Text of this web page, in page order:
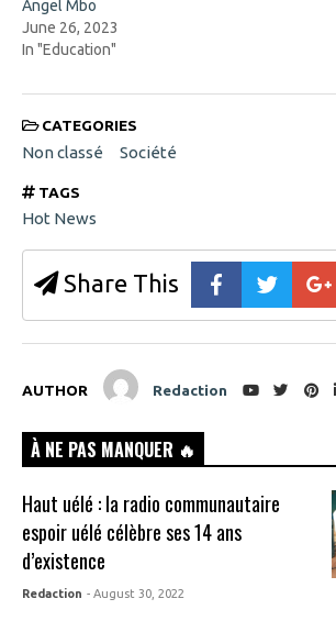
Angel Mbo
June 26, 2023
In "Education"
CATEGORIES
Non classé Société
TAGS
Hot News
Share This
AUTHOR Redaction
À NE PAS MANQUER 🔥
Haut uélé : la radio communautaire
espoir uélé célèbre ses 14 ans
d’existence
Redaction - August 30, 2022